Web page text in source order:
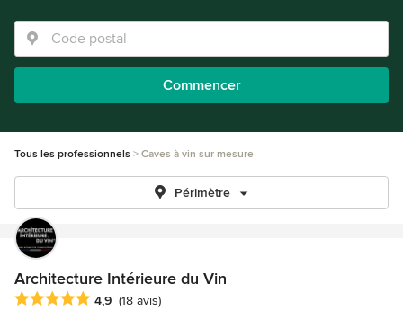
Commencer
Tous les professionnels Caves à vin sur mesure
Périmètre
Architecture Intérieure du Vin
Note moyenne : 4.9 étoiles sur 5
4,9 (18 avis)